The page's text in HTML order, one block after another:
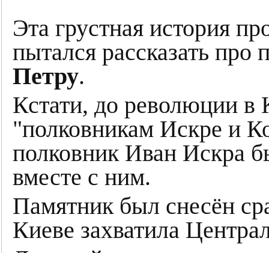
Эта грустная история
пытался рассказать
Петру.
Кстати, до революции в
"полковникам Искре и
полковник Иван Искра
вместе с ним.
Памятник был снесён
Киеве захватила